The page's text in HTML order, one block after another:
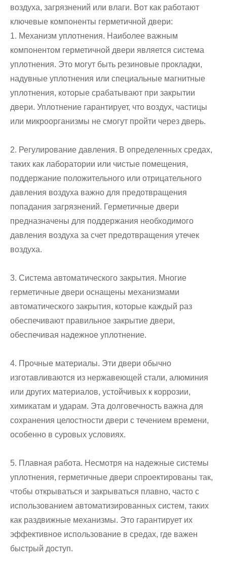
воздуха, загрязнений или влаги. Вот как работают
ключевые компоненты герметичной двери:
1. Механизм уплотнения. Наиболее важным
компонентом герметичной двери является система
уплотнения. Это могут быть резиновые прокладки,
надувные уплотнения или специальные магнитные
уплотнения, которые срабатывают при закрытии
двери. Уплотнение гарантирует, что воздух, частицы
или микроорганизмы не смогут пройти через дверь.
2. Регулирование давления. В определенных средах,
таких как лаборатории или чистые помещения,
поддержание положительного или отрицательного
давления воздуха важно для предотвращения
попадания загрязнений. Герметичные двери
предназначены для поддержания необходимого
давления воздуха за счет предотвращения утечек
воздуха.
3. Система автоматического закрытия. Многие
герметичные двери оснащены механизмами
автоматического закрытия, которые каждый раз
обеспечивают правильное закрытие двери,
обеспечивая надежное уплотнение.
4. Прочные материалы. Эти двери обычно
изготавливаются из нержавеющей стали, алюминия
или других материалов, устойчивых к коррозии,
химикатам и ударам. Эта долговечность важна для
сохранения целостности двери с течением времени,
особенно в суровых условиях.
5. Плавная работа. Несмотря на надежные системы
уплотнения, герметичные двери спроектированы так,
чтобы открываться и закрываться плавно, часто с
использованием автоматизированных систем, таких
как раздвижные механизмы. Это гарантирует их
эффективное использование в средах, где важен
быстрый доступ.